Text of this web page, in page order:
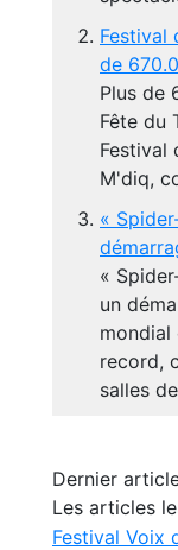
Festival
de
Plus de
Fête du
Festival
M'diq,
«
«
un
mondial
record,
salles
Dernier
Les articles
Festival Voix